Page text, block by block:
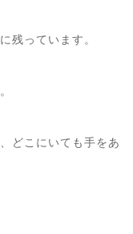
残っています。
どこにいても手をあ